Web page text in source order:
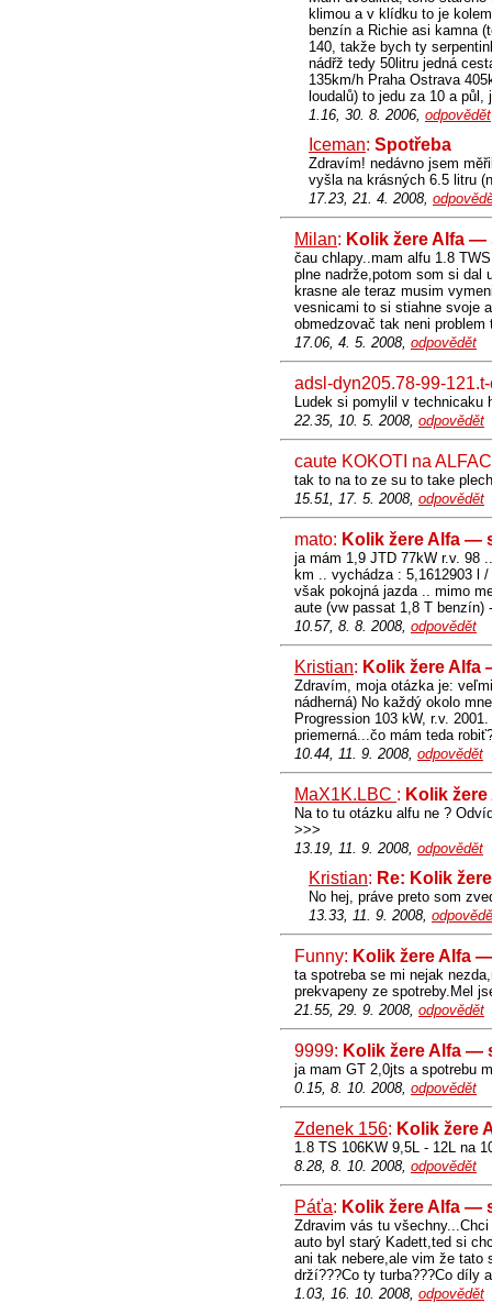
klimou a v klídku to je
benzín a Richie asi kamna
140, takže bych ty
nádřž tedy 50litru jedná
135km/h Praha Ostrava
loudalů) to jedu za 10 a
1.16, 30. 8. 2006, odpovědět
Iceman: Spotřeba
Zdravím! nedávno jsem
vyšla na krásných 6.5 litru
17.23, 21. 4. 2008,
Milan: Kolik žere Alfa —
čau chlapy..mam alfu 1.8
plne nadrže,potom som si dal
krasne ale teraz musim
vesnicami to si stiahne svoje
obmedzovač tak neni
17.06, 4. 5. 2008, odpovědět
adsl-dyn205.78-99-
Ludek si pomylil v technicaku
22.35, 10. 5. 2008, odpovědět
caute KOKOTI na
tak to na to ze su to take
15.51, 17. 5. 2008, odpovědět
mato: Kolik žere Alfa —
ja mám 1,9 JTD 77kW r.v. 98
km .. vychádza : 5,1612903 l
však pokojná jazda .. mimo
aute (vw passat 1,8 T
10.57, 8. 8. 2008, odpovědět
Kristian: Kolik žere
Zdravím, moja otázka je:
nádherná) No každý okolo
Progression 103 kW, r.v.
priemerná...čo mám teda
10.44, 11. 9. 2008, odpovědět
MaX1K.LBC : Kolik
Na to tu otázku alfu ne ?
>>>
13.19, 11. 9. 2008, odpovědět
Kristian: Re: Kolik
No hej, práve preto som
13.33, 11. 9. 2008,
Funny: Kolik žere Alfa
ta spotreba se mi nejak
prekvapeny ze spotreby.Mel
21.55, 29. 9. 2008, odpovědět
9999: Kolik žere Alfa —
ja mam GT 2,0jts a spotrebu
0.15, 8. 10. 2008, odpovědět
Zdenek 156: Kolik žere
1.8 TS 106KW 9,5L - 12L na
8.28, 8. 10. 2008, odpovědět
Páťa: Kolik žere Alfa —
Zdravim vás tu
auto byl starý Kadett,ted si
ani tak nebere,ale vim že tato
drží???Co ty turba???Co díly
1.03, 16. 10. 2008, odpovědět